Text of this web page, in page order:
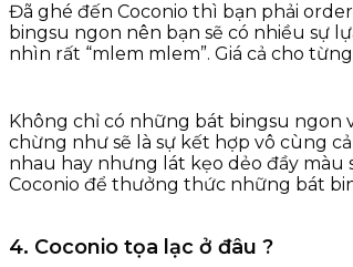
Đã ghé đến Coconio thì bạn phải
bingsu ngon nên bạn sẽ có nhiều sự
nhìn rất “mlem mlem”. Giá cả cho
Không chỉ có những bát bingsu ngon
chừng như sẽ là sự kết hợp vô cùng
nhau hay nhưng lát kẹo dẻo đầy màu
Coconio để thưởng thức những bát
4. Coconio tọa lạc ở đâu ?